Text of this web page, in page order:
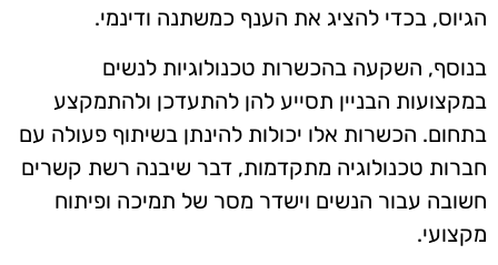
הגיוס, בכדי להציג את הענף כמשתנה ודינמי.
בנוסף, השקעה בהכשרות טכנולוגיות לנשים
במקצועות הבניין תסייע להן להתעדכן ולהתמקצע
בתחום. הכשרות אלו יכולות להינתן בשיתוף פעולה עם
חברות טכנולוגיה מתקדמות, דבר שיבנה רשת קשרים
חשובה עבור הנשים וישדר מסר של תמיכה ופיתוח
מקצועי.